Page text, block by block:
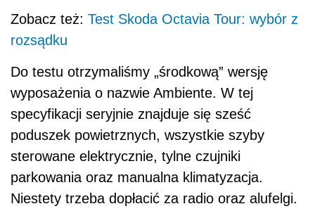
Zobacz też: Test Skoda Octavia Tour: wybór z
rozsądku
Do testu otrzymaliśmy „środkową” wersję
wyposażenia o nazwie Ambiente. W tej
specyfikacji seryjnie znajduje się sześć
poduszek powietrznych, wszystkie szyby
sterowane elektrycznie, tylne czujniki
parkowania oraz manualna klimatyzacja.
Niestety trzeba dopłacić za radio oraz alufelgi.